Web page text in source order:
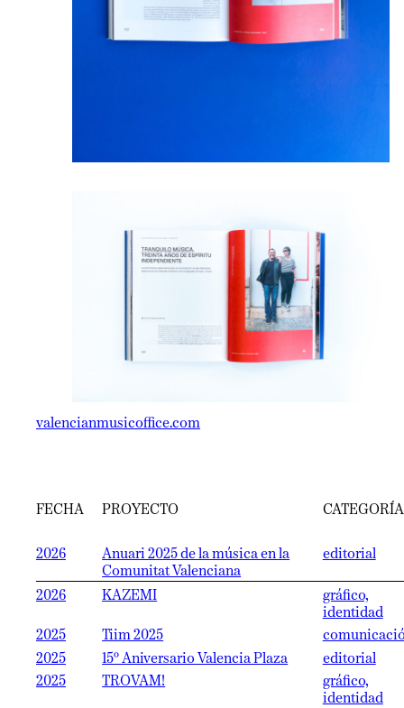
FECHA PROYECTO CATEGORÍA
2026
Anuari 2025 de la música en la
Comunitat Valenciana
editorial
2026 KAZEMI
gráfico,
identidad
2025
Tiim 2025
2025
15º Aniversario Valencia Plaza
editorial
2025
TROVAM!
gráfico,
identidad
valencianmusicoffice.com